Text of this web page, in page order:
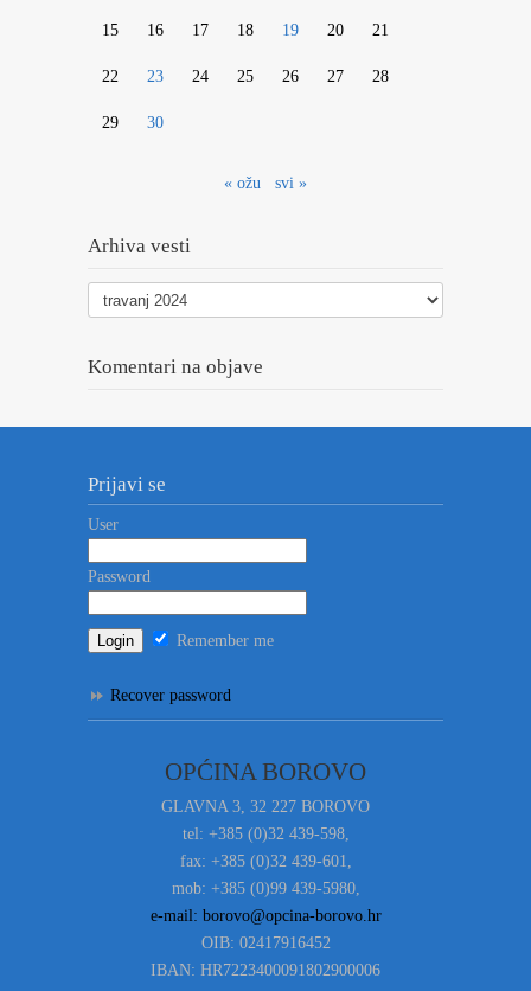
15 16 17 18 19 20 21
22 23 24 25 26 27 28
29 30
« ožu svi »
Arhiva vesti
Arhiva
vesti
Komentari na objave
Prijavi se
User
Password
Remember me
Recover password
OPĆINA BOROVO
GLAVNA 3, 32 227 BOROVO
tel: +385 (0)32 439-598,
fax: +385 (0)32 439-601,
mob: +385 (0)99 439-5980,
e-mail: borovo@opcina-borovo.hr
OIB: 02417916452
IBAN: HR7223400091802900006